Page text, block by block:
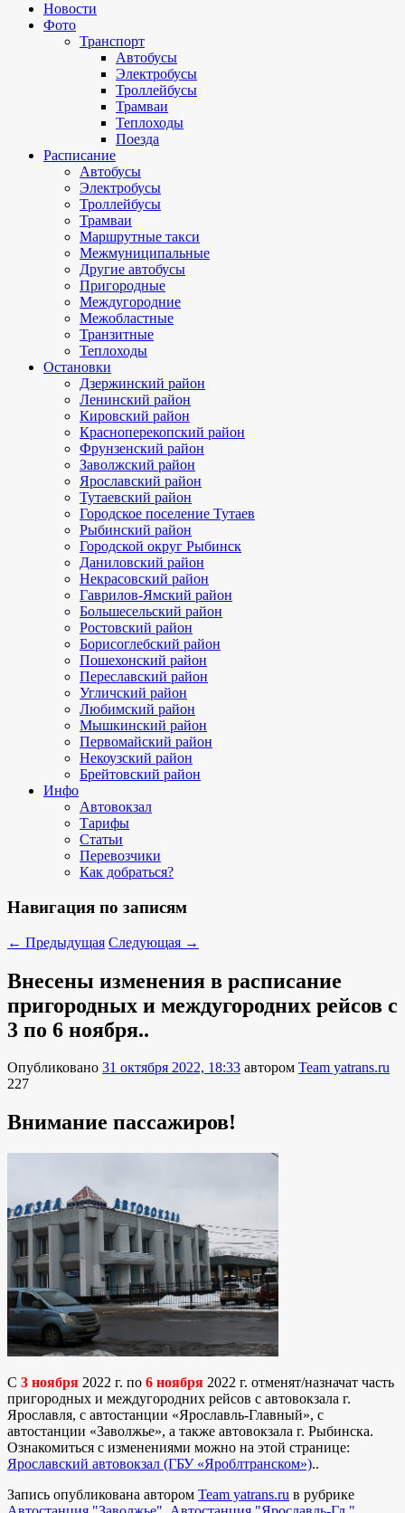
Новости
Фото
Транспорт
Автобусы
Электробусы
Троллейбусы
Трамваи
Теплоходы
Поезда
Расписание
Автобусы
Электробусы
Троллейбусы
Трамваи
Маршрутные такси
Межмуниципальные
Другие автобусы
Пригородные
Междугородние
Межобластные
Транзитные
Теплоходы
Остановки
Дзержинский район
Ленинский район
Кировский район
Красноперекопский район
Фрунзенский район
Заволжский район
Ярославский район
Тутаевский район
Городское поселение Тутаев
Рыбинский район
Городской округ Рыбинск
Даниловский район
Некрасовский район
Гаврилов-Ямский район
Большесельский район
Ростовский район
Борисоглебский район
Пошехонский район
Переславский район
Угличский район
Любимский район
Мышкинский район
Первомайский район
Некоузский район
Брейтовский район
Инфо
Автовокзал
Тарифы
Статьи
Перевозчики
Как добраться?
Навигация по записям
← Предыдущая Следующая →
Внесены изменения в расписание
пригородных и междугородних рейсов с
3 по 6 ноября..
Опубликовано 31 октября 2022, 18:33 автором Team yatrans.ru
227
Внимание пассажиров!
С 3 ноября 2022 г. по 6 ноября 2022 г. отменят/назначат часть
пригородных и междугородних рейсов с автовокзала г.
Ярославля, с автостанции «Ярославль-Главный», с
автостанции «Заволжье», а также автовокзала г. Рыбинска.
Ознакомиться с изменениями можно на этой странице:
Ярославский автовокзал (ГБУ «Яроблтранском»)..
Запись опубликована автором Team yatrans.ru в рубрике